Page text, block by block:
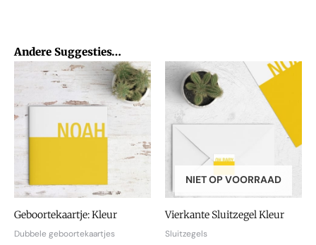
Andere Suggesties…
Geboortekaartje: Kleur
Dubbele geboortekaartjes
NIET OP VOORRAAD
Vierkante Sluitzegel Kleur
Sluitzegels